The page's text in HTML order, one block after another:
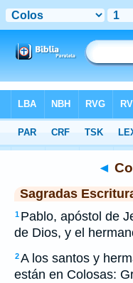
>SEV> Colosenses 1
◄
Sagradas
1 Pablo, apóstol de
de Dios, y el
2A los santos y
están en Colosas: